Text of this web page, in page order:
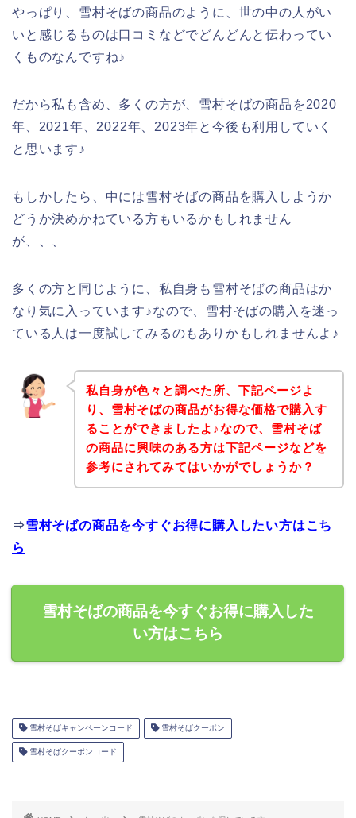
やっぱり、雪村そばの商品のように、世の中の人がい
いと感じるものは口コミなどでどんどんと伝わってい
くものなんですね♪
だから私も含め、多くの方が、雪村そばの商品を2020
年、2021年、2022年、2023年と今後も利用していく
と思います♪
もしかしたら、中には雪村そばの商品を購入しようか
どうか決めかねている方もいるかもしれません
が、、、
多くの方と同じように、私自身も雪村そばの商品はか
なり気に入っています♪なので、雪村そばの購入を迷っ
ている人は一度試してみるのもありかもしれませんよ♪
私自身が色々と調べた所、下記ページよ
り、雪村そばの商品がお得な価格で購入す
ることができましたよ♪なので、雪村そば
の商品に興味のある方は下記ページなどを
参考にされてみてはいかがでしょうか？
⇒雪村そばの商品を今すぐお得に購入したい方はこち
ら
雪村そばの商品を今すぐお得に購入した
い方はこちら
雪村そばキャンペーンコード 雪村そばクーポン
雪村そばクーポンコード